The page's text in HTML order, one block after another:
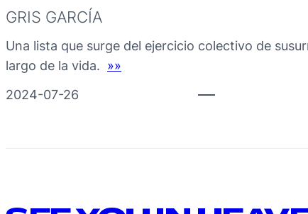
GRIS GARCÍA
Una lista que surge del ejercicio colectivo de
largo de la vida. »»
2024-07-26